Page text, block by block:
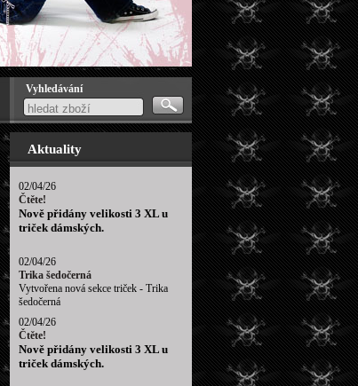
Aktuality
02/04/26
Čtěte!
Nově přidány velikosti 3 XL u
triček dámských.
02/04/26
Trika šedočerná
Vytvořena nová sekce triček - Trika
šedočerná
02/04/26
Čtěte!
Nově přidány velikosti 3 XL u
triček dámských.
Vyhledávání